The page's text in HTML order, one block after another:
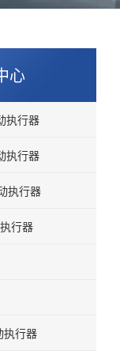
心
执行器
执行器
执行器
行器
执行器